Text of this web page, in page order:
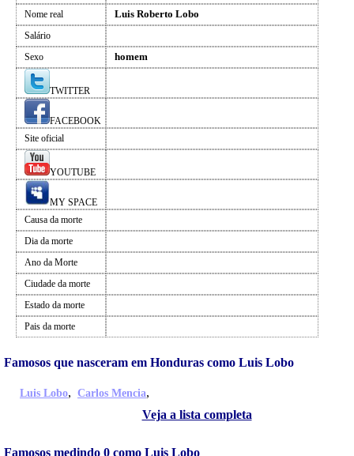
Nome real Luis Roberto Lobo
Salário
Sexo
homem
TWITTER
FACEBOOK
Site oficial
YOUTUBE
MY SPACE
Causa da morte
Dia da morte
Ano da Morte
Ciudade da morte
Estado da morte
Pais da morte
Famosos que nasceram em Honduras como Luis Lobo
Luis Lobo, Carlos Mencia,
Veja a lista completa
Famosos medindo 0 como Luis Lobo